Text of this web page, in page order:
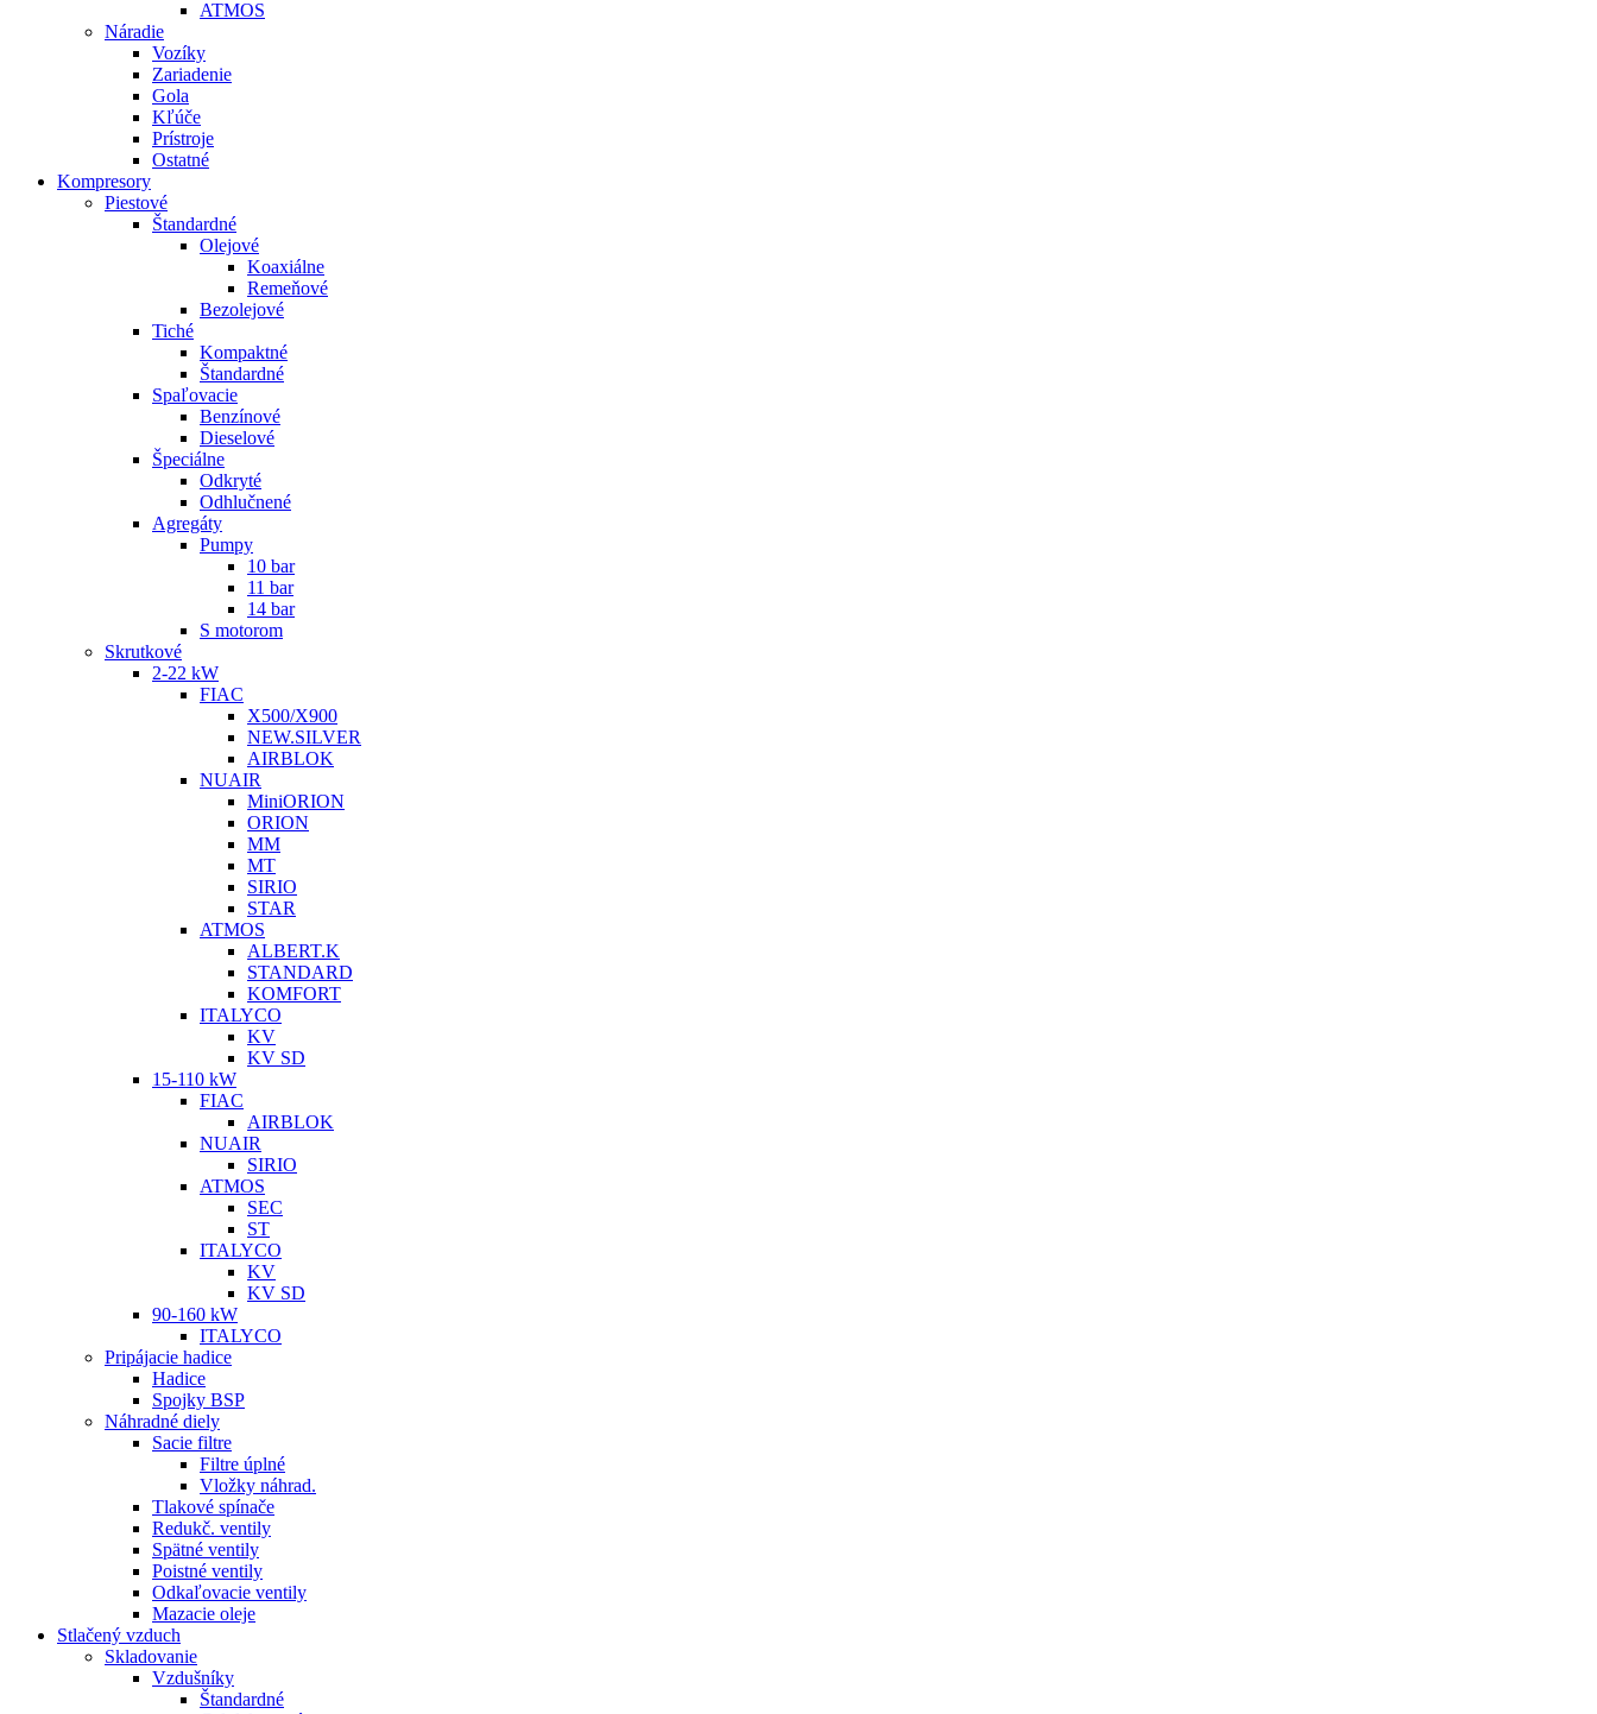
ATMOS
Náradie
Vozíky
Zariadenie
Gola
Kľúče
Prístroje
Ostatné
Kompresory
Piestové
Štandardné
Olejové
Koaxiálne
Remeňové
Bezolejové
Tiché
Kompaktné
Štandardné
Spaľovacie
Benzínové
Dieselové
Špeciálne
Odkryté
Odhlučnené
Agregáty
Pumpy
10 bar
11 bar
14 bar
S motorom
Skrutkové
2-22 kW
FIAC
X500/X900
NEW.SILVER
AIRBLOK
NUAIR
MiniORION
ORION
MM
MT
SIRIO
STAR
ATMOS
ALBERT.K
STANDARD
KOMFORT
ITALYCO
KV
KV SD
15-110 kW
FIAC
AIRBLOK
NUAIR
SIRIO
ATMOS
SEC
ST
ITALYCO
KV
KV SD
90-160 kW
ITALYCO
Pripájacie hadice
Hadice
Spojky BSP
Náhradné diely
Sacie filtre
Filtre úplné
Vložky náhrad.
Tlakové spínače
Redukč. ventily
Spätné ventily
Poistné ventily
Odkaľovacie ventily
Mazacie oleje
Stlačený vzduch
Skladovanie
Vzdušníky
Štandardné